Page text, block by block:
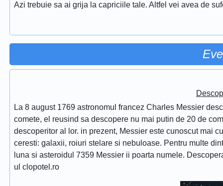
Azi trebuie sa ai grija la capriciile tale. Altfel vei avea de
La 8 august 1769 astronomul francez Charles Messier
comete, el reusind sa descopere nu mai putin de 20 de
descoperitor al lor. in prezent, Messier este cunoscut mai
ceresti: galaxii, roiuri stelare si nebuloase. Pentru multe
luna si asteroidul 7359 Messier ii poarta numele.
ul clopotel.ro